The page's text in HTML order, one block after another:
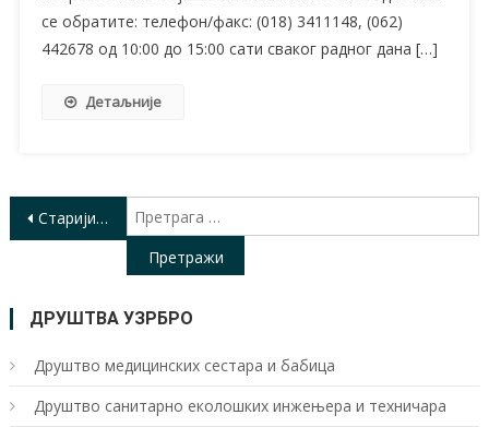
се обратите: телефон/факс: (018) 3411148, (062)
442678 од 10:00 до 15:00 сати сваког радног дана […]
Детаљније
Кретање
Старији чланци
ДРУШТВА УЗРБРО
Друштво медицинских сестара и бабица
Друштво санитарно еколошких инжењера и техничара